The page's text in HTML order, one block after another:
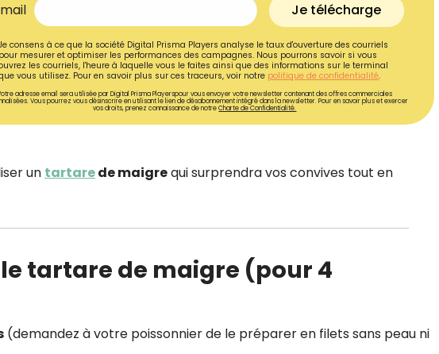
Je télécharge
consens à ce que la société Digital Prisma Players analyse le taux d'ouverture des courriels
pour mesurer et optimiser les performances des campagnes. Nous pourrons savoir si vous
les courriels, l'heure à laquelle vous le faites ainsi que des informations sur le terminal
vous utilisez. Pour en savoir plus sur ces traceurs, voir notre politique de confidentialité.
adresse email sera utilisée par Digital Prisma Playerspour vous envoyer votre newsletter contenant des offres commerciales
Vous pourrez vous désinscrire en utilisant le lien de désabonnement intégré dans la newsletter. Pour en savoir plus et exercer
vos droits, prenez connaissance de notreCharte de Confidentialité.
un tartarede maigrequi surprendra vos convives tout en
tartare de maigre (pour 4
(demandez à votre poissonnier de le préparer en filets sans peau ni
Recevez gratuitement 180
recettes inédites de CROQ